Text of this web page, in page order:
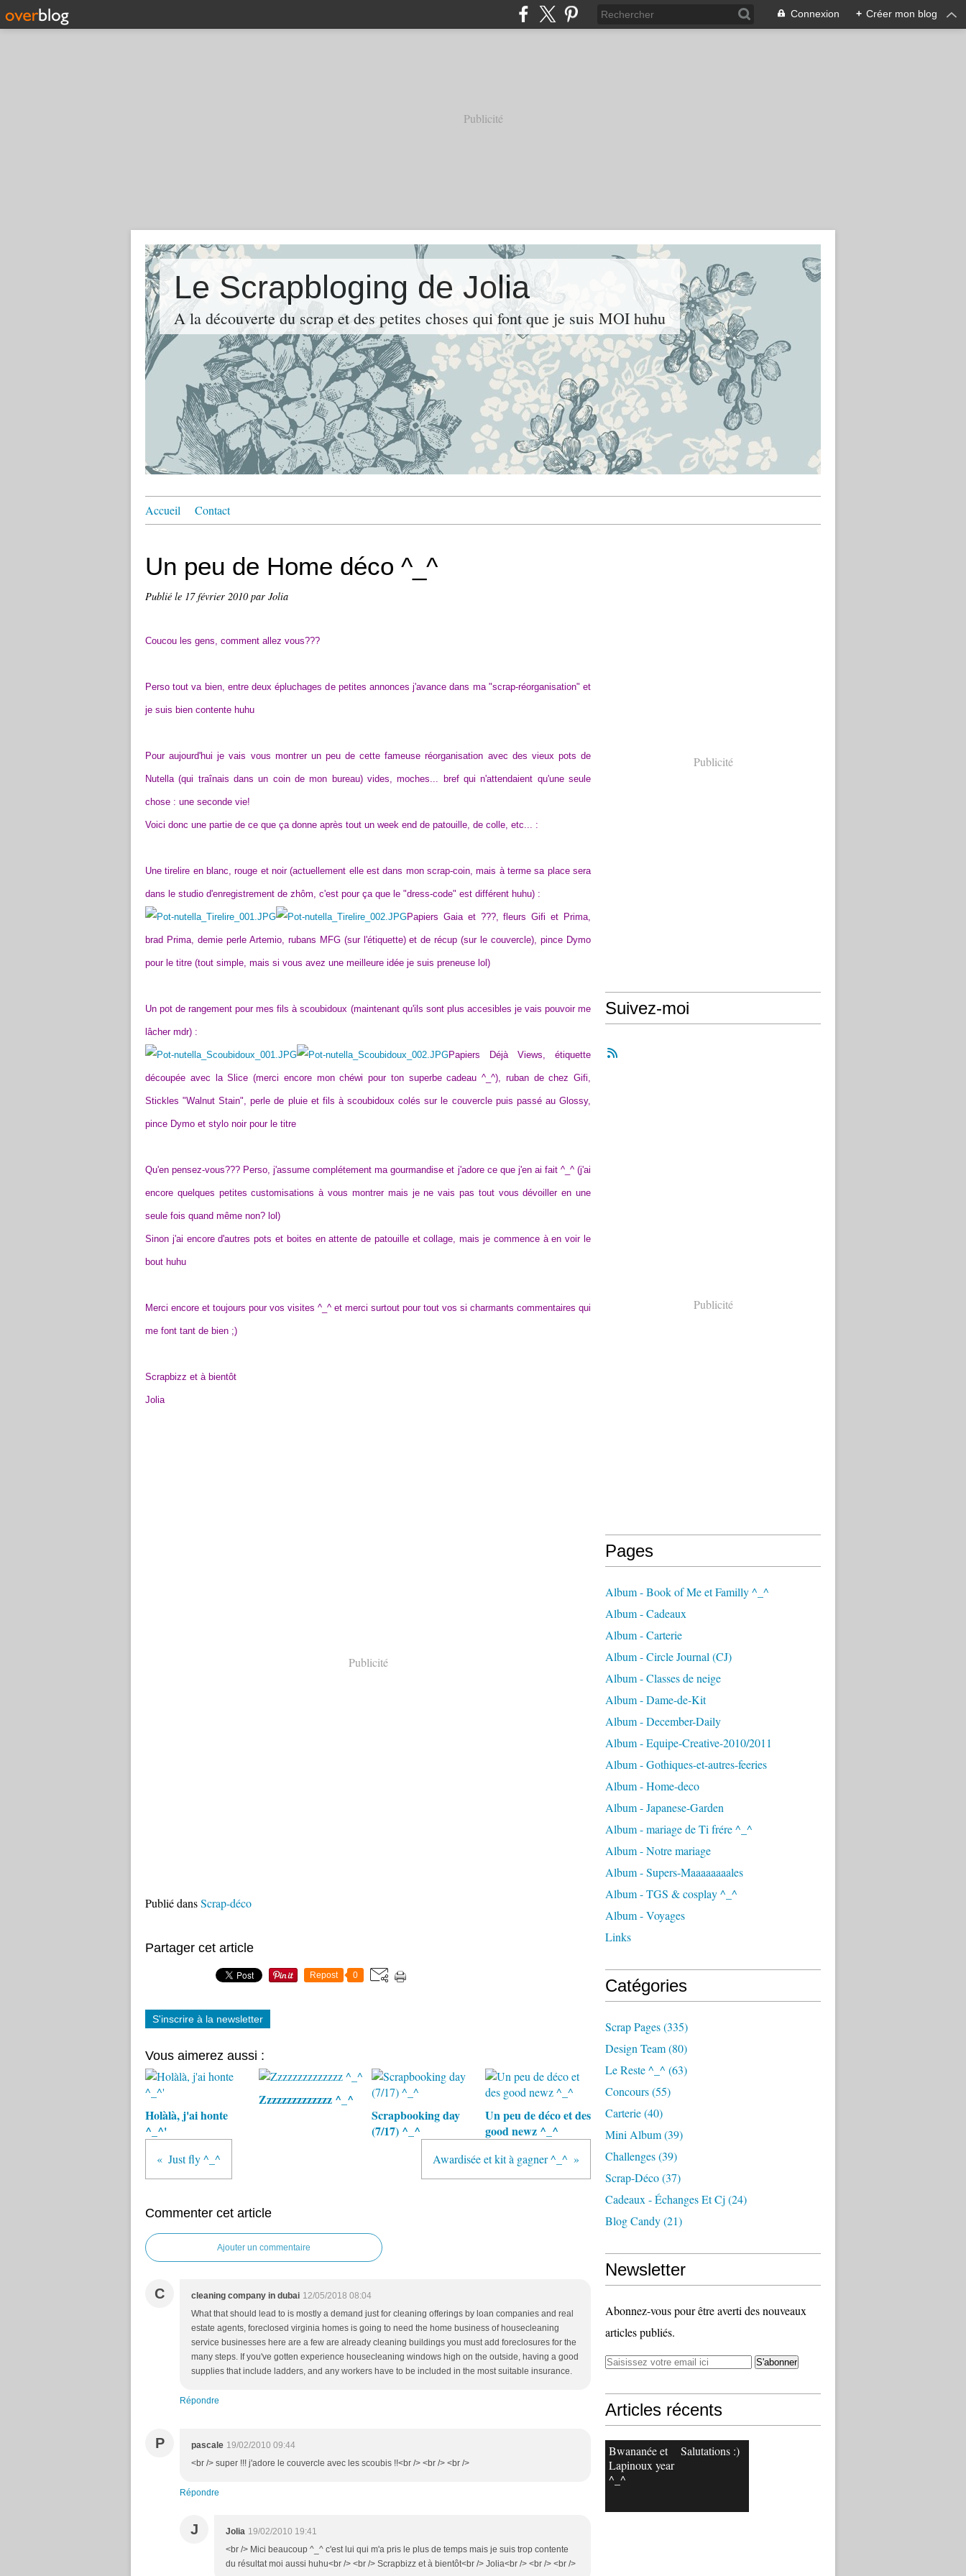
Connexion + Créer mon blog
Publicité
Le Scrapbloging de Jolia
A la découverte du scrap et des petites choses qui font que je suis MOI huhu
Accueil Contact
Un peu de Home déco ^_^
Publié le 17 février 2010par Jolia
Coucou les gens, comment allez vous???
Perso tout va bien, entre deux épluchages de petites annonces j'avance dans ma "scrap-réorganisation" et
je suis bien contente huhu
Pour aujourd'hui je vais vous montrer un peu de cette fameuse réorganisation avec des vieux pots de
Nutella (qui traînais dans un coin de mon bureau) vides, moches... bref qui n'attendaient qu'une seule
chose : une seconde vie!
Voici donc une partie de ce que ça donne après tout un week end de patouille, de colle, etc... :
Une tirelire en blanc, rouge et noir (actuellement elle est dans mon scrap-coin, mais à terme sa place sera
dans le studio d'enregistrement de zhôm, c'est pour ça que le "dress-code" est différent huhu) :
Papiers Gaia et ???, fleurs Gifi et Prima,
brad Prima, demie perle Artemio, rubans MFG (sur l'étiquette) et de récup (sur le couvercle), pince Dymo
pour le titre (tout simple, mais si vous avez une meilleure idée je suis preneuse lol)
Un pot de rangement pour mes fils à scoubidoux (maintenant qu'ils sont plus accesibles je vais pouvoir me
lâcher mdr) :
Papiers Déjà Views, étiquette
découpée avec la Slice (merci encore mon chéwi pour ton superbe cadeau ^_^), ruban de chez Gifi,
Stickles "Walnut Stain", perle de pluie et fils à scoubidoux colés sur le couvercle puis passé au Glossy,
pince Dymo et stylo noir pour le titre
Qu'en pensez-vous??? Perso, j'assume complétement ma gourmandise et j'adore ce que j'en ai fait ^_^ (j'ai
encore quelques petites customisations à vous montrer mais je ne vais pas tout vous dévoiller en une
seule fois quand même non? lol)
Sinon j'ai encore d'autres pots et boites en attente de patouille et collage, mais je commence à en voir le
bout huhu
Merci encore et toujours pour vos visites ^_^ et merci surtout pour tout vos si charmants commentaires qui
me font tant de bien ;)
Scrapbizz et à bientôt
Jolia
Publicité
Publié dansScrap-déco
Partager cet article
Repost 0
S'inscrire à la newsletter
Vous aimerez aussi :
Holàlà, j'ai honte
^_^'
Zzzzzzzzzzzzzz ^_^
Scrapbooking day
(7/17) ^_^
Un peu de déco et des
good newz ^_^
Just fly ^_^ Awardisée et kit à gagner ^_^
Commenter cet article
Ajouter un commentaire
C cleaning company in dubai 12/05/2018 08:04
What that should lead to is mostly a demand just for cleaning offerings by loan companies and real
estate agents, foreclosed virginia homes is going to need the home business of housecleaning
service businesses here are a few are already cleaning buildings you must add foreclosures for the
many steps. If you've gotten experience housecleaning windows high on the outside, having a good
supplies that include ladders, and any workers have to be included in the most suitable insurance.
Répondre
P pascale 19/02/2010 09:44
<br /> super !!! j'adore le couvercle avec les scoubis !!<br /> <br /> <br />
Répondre
J Jolia 19/02/2010 19:41
<br /> Mici beaucoup ^_^ c'est lui qui m'a pris le plus de temps mais je suis trop contente
du résultat moi aussi huhu<br /> <br /> Scrapbizz et à bientôt<br /> Jolia<br /> <br /> <br />
Publicité
Suivez-moi
Publicité
Pages
Album - Book of Me et Familly ^_^
Album - Cadeaux
Album - Carterie
Album - Circle Journal (CJ)
Album - Classes de neige
Album - Dame-de-Kit
Album - December-Daily
Album - Equipe-Creative-2010/2011
Album - Gothiques-et-autres-feeries
Album - Home-deco
Album - Japanese-Garden
Album - mariage de Ti frére ^_^
Album - Notre mariage
Album - Supers-Maaaaaaaales
Album - TGS & cosplay ^_^
Album - Voyages
Links
Catégories
Scrap Pages(335)
Design Team(80)
Le Reste ^_^ (63)
Concours(55)
Carterie(40)
Mini Album(39)
Challenges(39)
Scrap-Déco(37)
Cadeaux - Échanges Et Cj (24)
Blog Candy(21)
Newsletter
Abonnez-vous pour être averti des nouveaux
articles publiés.
Articles récents
Bwananée et
Lapinoux year
^_^
Salutations :)